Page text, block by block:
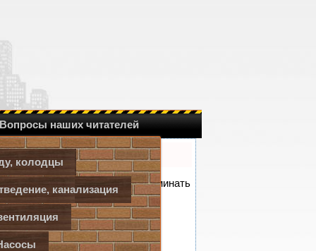
Детская
балкон
колодцы
канализация
Вопросы наших читателей
свое расписание, но и напоминать